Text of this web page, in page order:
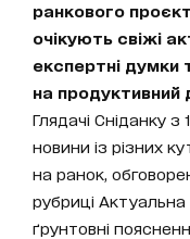
ранкового
очікують свіжі
експертні
на продуктивний
Глядачі Сніданку з
новини із різних
на ранок,
рубриці Актуальна
ґрунтовні